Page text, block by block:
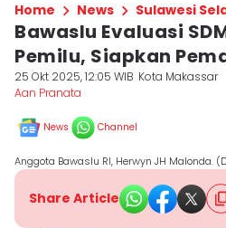
Home News Sulawesi
Bawaslu Evaluasi
Pemilu, Siapkan
25 Okt 2025, 12:05 WIB Kota Makassar
Aan Pranata
News Channel
Anggota Bawaslu RI, Herwyn JH Malonda.
Share Article